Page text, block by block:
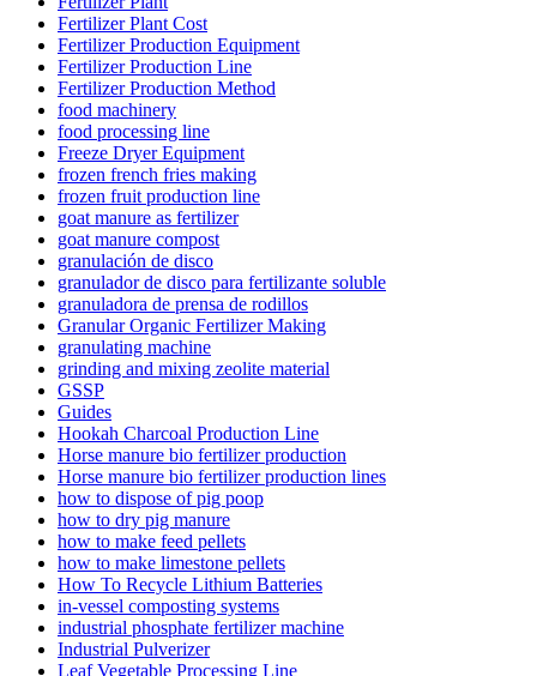
Fertilizer Plant Cost
Fertilizer Production Equipment
Fertilizer Production Line
Fertilizer Production Method
food machinery
food processing line
Freeze Dryer Equipment
frozen french fries making
frozen fruit production line
goat manure as fertilizer
goat manure compost
granulación de disco
granulador de disco para fertilizante soluble
granuladora de prensa de rodillos
Granular Organic Fertilizer Making
granulating machine
grinding and mixing zeolite material
GSSP
Guides
Hookah Charcoal Production Line
Horse manure bio fertilizer production
Horse manure bio fertilizer production lines
how to dispose of pig poop
how to dry pig manure
how to make feed pellets
how to make limestone pellets
How To Recycle Lithium Batteries
in-vessel composting systems
industrial phosphate fertilizer machine
Industrial Pulverizer
Leaf Vegetable Processing Line